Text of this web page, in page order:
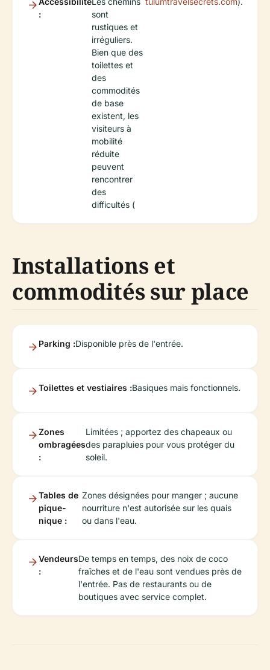
:
sont
rustiques et
irréguliers.
Bien que des
toilettes et
des
commodités
de base
existent, les
visiteurs à
mobilité
réduite
peuvent
rencontrer
des
difficultés (
Installations et
commodités sur place
Parking :Disponible près de l'entrée.
Toilettes et vestiaires :Basiques mais fonctionnels.
Zones
ombragées
:
Limitées ; apportez des chapeaux ou
des parapluies pour vous protéger du
soleil.
Tables de
pique-
nique :
Zones désignées pour manger ; aucune
nourriture n'est autorisée sur les quais
ou dans l'eau.
Vendeurs
:
De temps en temps, des noix de coco
fraîches et de l'eau sont vendues près de
l'entrée. Pas de restaurants ou de
boutiques avec service complet.